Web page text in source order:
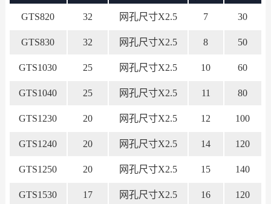
GTS820 32 网孔尺寸X2.5 7 30
GTS830 32 网孔尺寸X2.5 8 50
GTS1030 25 网孔尺寸X2.5 10 60
GTS1040 25 网孔尺寸X2.5 11 80
GTS1230 20 网孔尺寸X2.5 12 100
GTS1240 20 网孔尺寸X2.5 14 120
GTS1250 20 网孔尺寸X2.5 15 140
GTS1530 17 网孔尺寸X2.5 16 120